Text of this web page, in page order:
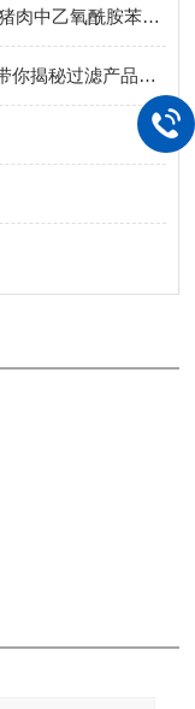
安谱实验助力新国标扩项，帮您解决猪肉中乙氧酰胺苯甲酯残留问题
干货 | 过滤产品不知道怎么选？一文带你揭秘过滤产品常见问题